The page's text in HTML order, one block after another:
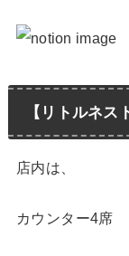
【リトルネス
店内は、
カウンター4席